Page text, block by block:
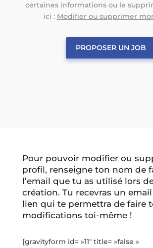
certaines informations ou le
ici : Modifier ou supprimer
PROPOSER UN JOB
Pour pouvoir modifier ou
profil, renseigne ton nom de
l’email que tu as utilisé lors
création. Tu recevras un
lien qui te permettra de faire
modifications toi-même !
[gravityform id= »11″ title= »false »